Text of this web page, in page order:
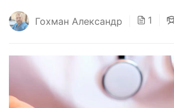
кардиологов (American College of
медицинский специалист...
Гохман Александр 1